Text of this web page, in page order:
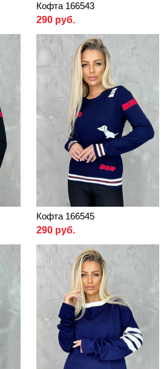
Кофта 166543
290 руб.
Кофта 166545
290 руб.